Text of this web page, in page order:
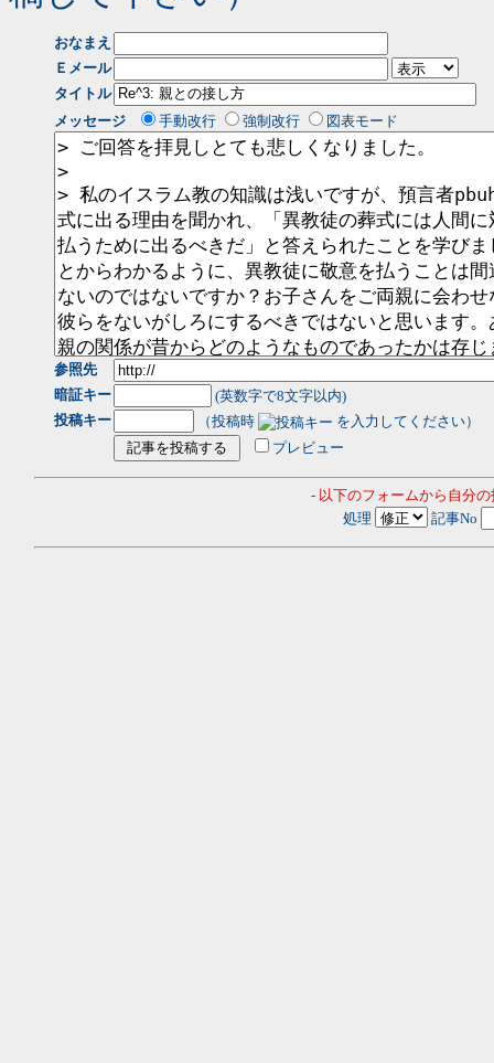
おなまえ
Ｅメール
タイトル
メッセージ
手動改行 強制改行 図表モード
参照先
暗証キー
(英数字で8文字以内)
投稿キー
（投稿時
を入力してください）
プレビュー
- 以下のフォームから自分
処理
記事No